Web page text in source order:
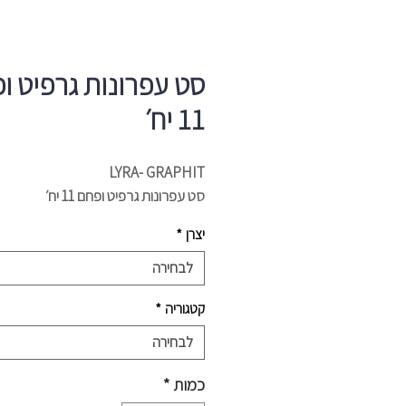
סט עפרונות גרפיט
11 יח׳
LYRA- GRAPHIT
סט עפרונות גרפיט ופחם 11 יח׳
יצרן *
לבחירה
קטגוריה *
לבחירה
כמות*